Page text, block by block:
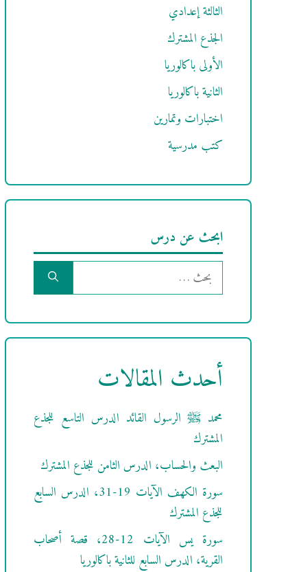
الثالثة إعدادي
الجذع المشترك
الأولى باكالوريا
الثانية باكالوريا
اختبارات وتمارين
كتب مدرسية
ابحث عن درس
البحث
عن:
أحدث المقالات
محمد ﷺ الرسول القائد الدرس التاسع للجذع
المشترك
البعث والحساب، الدرس الثامن للجذع المشترك
سورة الكهف الآيات 19-31، الدرس السابع
للجذع المشترك
سورة يس الآيات 12-28، قصة أصحاب
القرية، الدرس السابع للثانية باكالوريا